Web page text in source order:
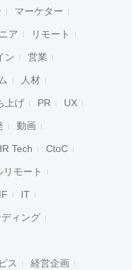
マーケター
ア リモート
ン 営業
人材
上げ PR UX
動画
Tech CtoC
リモート
IT
ィング
ス 経営企画